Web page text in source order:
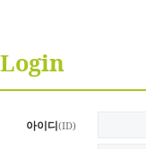
Login
아이디(ID)